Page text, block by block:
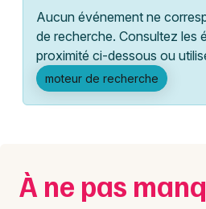
Grands événements
Activité & Expérience
Manifestations
Spectacles
Lille
Lyon
Marseille
Nantes
Aucun événement ne
de recherche. Consultez les
proximité ci-dessous ou
moteur de recherche
À ne pas
Ce